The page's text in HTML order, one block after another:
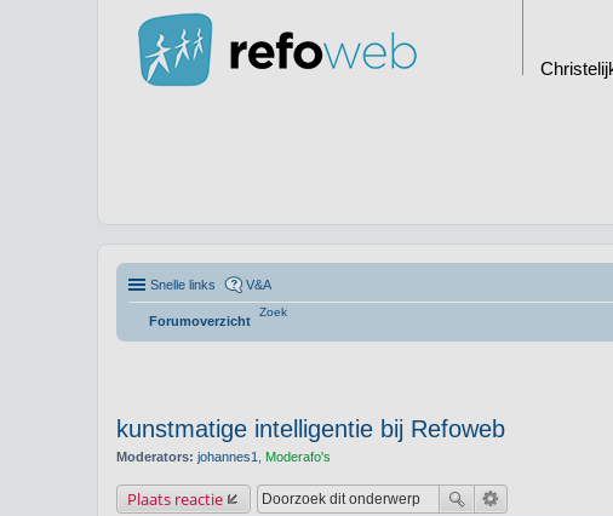
Snelle links V&A
Forumoverzicht
Zoek
kunstmatige intelligentie bij Refoweb
Moderators: johannes1 Moderafo's
Plaats reactie